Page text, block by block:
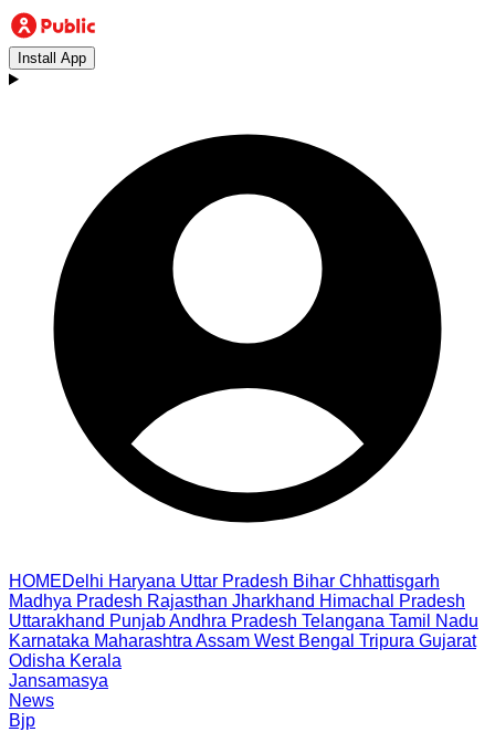
Install App
HOMEDelhi Haryana Uttar Pradesh Bihar Chhattisgarh
Madhya Pradesh Rajasthan Jharkhand Himachal Pradesh
Uttarakhand PunjabAndhra Pradesh Telangana Tamil Nadu
Karnataka Maharashtra Assam West Bengal Tripura Gujarat
Odisha Kerala
Jansamasya
News
Bjp